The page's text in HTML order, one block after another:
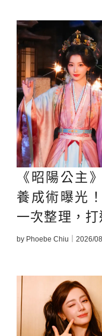
《昭陽公主
養成術曝光
一次整理，
by Phoebe Chiu｜2026/